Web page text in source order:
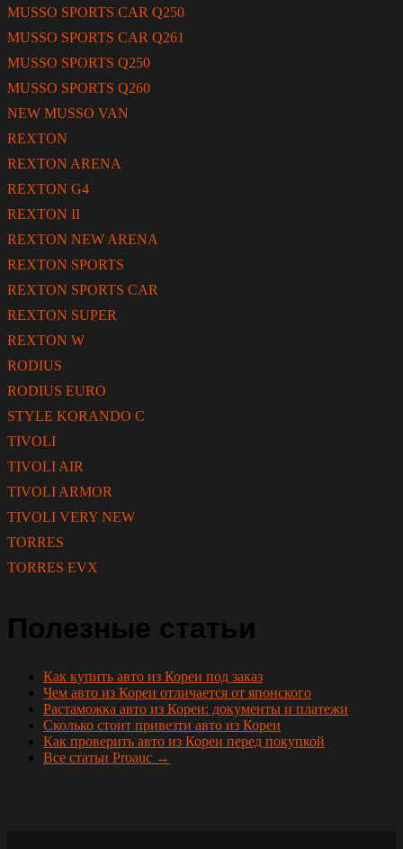
MUSSO SPORTS CAR Q250
MUSSO SPORTS CAR Q261
MUSSO SPORTS Q250
MUSSO SPORTS Q260
NEW MUSSO VAN
REXTON
REXTON ARENA
REXTON G4
REXTON II
REXTON NEW ARENA
REXTON SPORTS
REXTON SPORTS CAR
REXTON SUPER
REXTON W
RODIUS
RODIUS EURO
STYLE KORANDO C
TIVOLI
TIVOLI AIR
TIVOLI ARMOR
TIVOLI VERY NEW
TORRES
TORRES EVX
Полезные статьи
Как купить авто из Кореи под заказ
Чем авто из Кореи отличается от японского
Растаможка авто из Кореи: документы и платежи
Сколько стоит привезти авто из Кореи
Как проверить авто из Кореи перед покупкой
Все статьи Proauc →